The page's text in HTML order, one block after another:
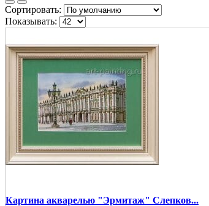
Сортировать:
Показывать:
Картина акварелью "Эрмитаж" Слепков...